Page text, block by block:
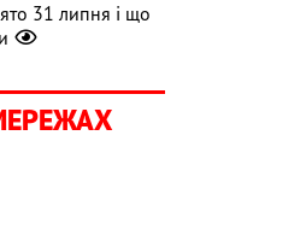
31 липня і що